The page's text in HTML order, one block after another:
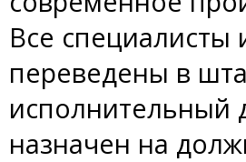
Все специалисты
переведены в
исполнительный
назначен на